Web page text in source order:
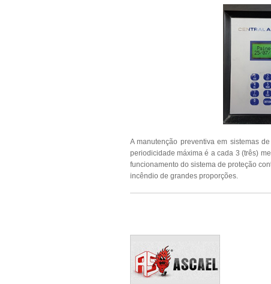
A manutenção preventiva em sistemas
periodicidade máxima é a cada 3 (três)
funcionamento do sistema de proteção
incêndio de grandes proporções.